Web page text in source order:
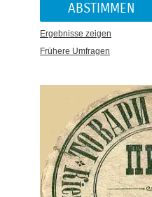
Ergebnisse zeigen
Frühere Umfragen